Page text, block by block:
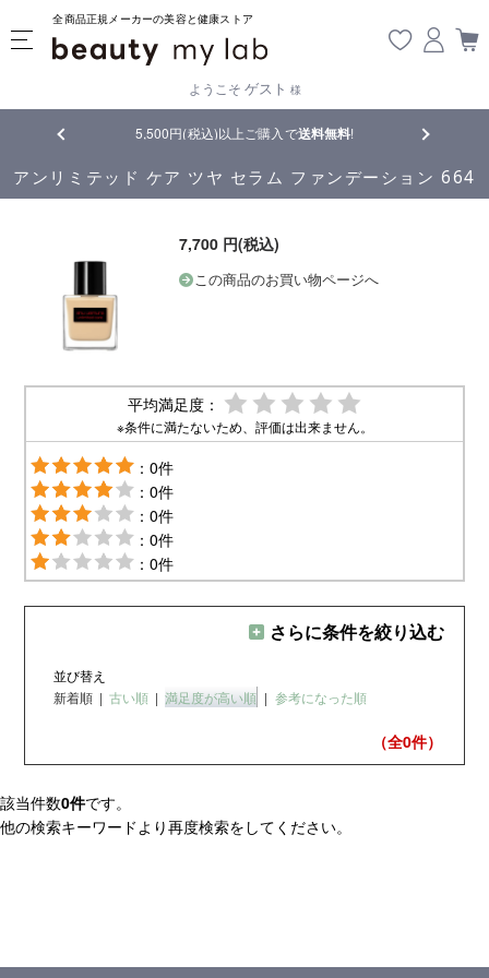
全商品正規メーカーの美容と健康ストア
ようこそ ゲスト 様
5,500円(税込)以上ご購入で送料無料! 【重要】熊本地震の影
アンリミテッド ケア ツヤ セラム ファンデーション 664
7,700 円(税込)
この商品のお買い物ページへ
平均満足度：
※条件に満たないため、評価は出来ません。
：0件
：0件
：0件
：0件
：0件
さらに条件を絞り込む
並び替え
新着順 | 古い順 | 満足度が高い順 | 参考になった順
（全0件）
該当件数0件です。
他の検索キーワードより再度検索をしてください。